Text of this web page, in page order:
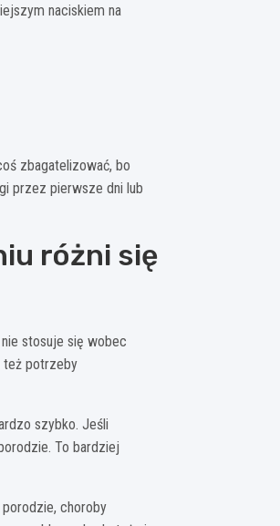
naciskiem na
zbagatelizować, bo
przez pierwsze dni lub
różni się
stosuje się wobec
też potrzeby
szybko. Jeśli
To bardziej
choroby